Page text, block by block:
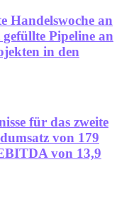
Handelswoche an
Pipeline an
in den
für das zweite
von 179
von 13,9